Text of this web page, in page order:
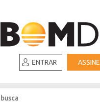
ENTRAR ASSINE